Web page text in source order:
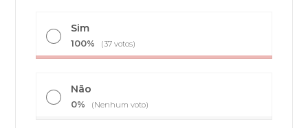
Sim
100% (37 votos)
Não
0% (Nenhum voto)